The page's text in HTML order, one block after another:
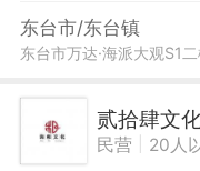
东台市/东台镇
东台市万达·海派大观S1
贰拾肆文
民营 20人